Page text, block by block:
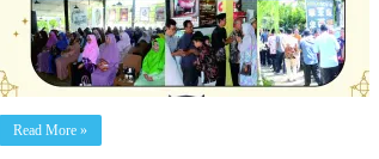
Read More »